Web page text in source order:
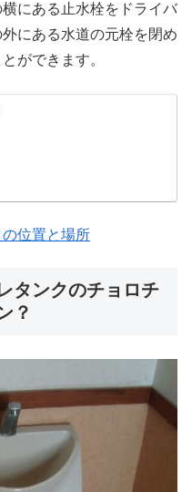
にある止水栓をドライバ
にある水道の元栓を閉め
ができます。
位置と場所
タンクのチョロチ
？